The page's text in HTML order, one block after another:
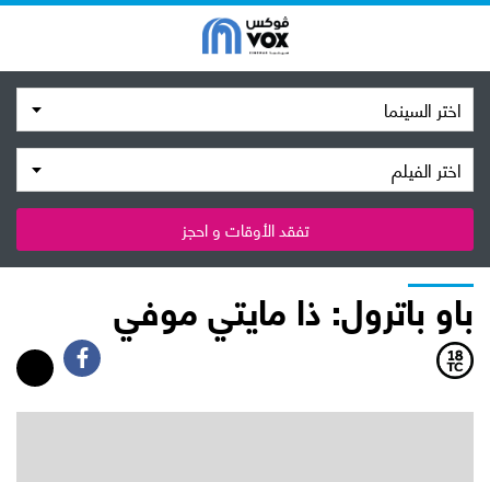
اختر السينما
اختر الفيلم
تفقد الأوقات و احجز
باو باترول: ذا مايتي موفي